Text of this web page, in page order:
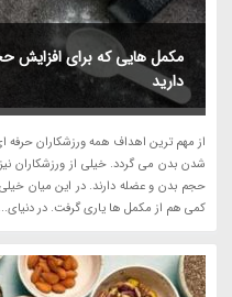
مکمل هایی که برای افزایش
دارید
از مهم ترین اهداف همه ورزشکاران
شدن بدن می گردد. خیلی از ورزشکاران
حجم بدن و عضله دارند. در این میان
کمی هم از مکمل ها یاری گرفت. در دنیای...